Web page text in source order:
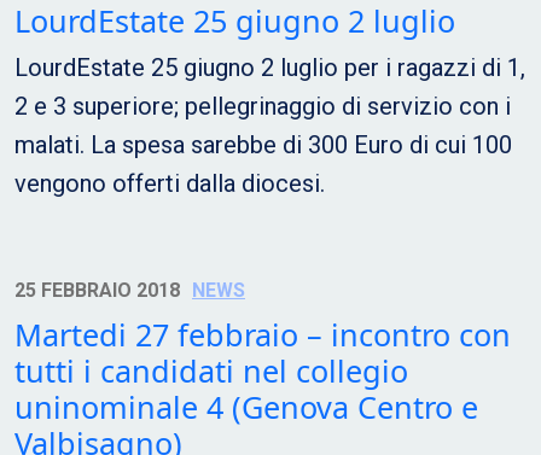
LourdEstate 25 giugno 2 luglio
LourdEstate 25 giugno 2 luglio per i ragazzi di 1,
2 e 3 superiore; pellegrinaggio di servizio con i
malati. La spesa sarebbe di 300 Euro di cui 100
vengono offerti dalla diocesi.
25 FEBBRAIO 2018 NEWS
Martedi 27 febbraio – incontro con
tutti i candidati nel collegio
uninominale 4 (Genova Centro e
Valbisagno)